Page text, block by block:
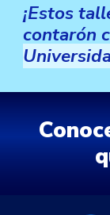
¡Estos
contarón